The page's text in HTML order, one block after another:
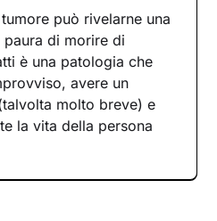
può rivelarne una
di morire di
è una patologia che
avere un
molto breve) e
la vita della persona